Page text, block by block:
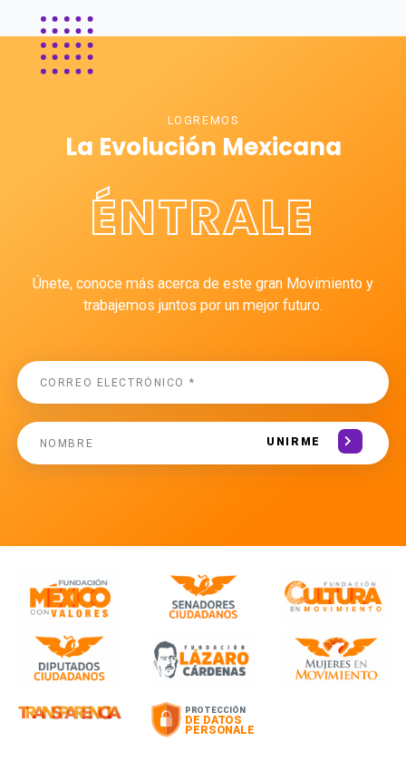
LOGREMOS
La Evolución Mexicana
ÉNTRALE
Únete, conoce más acerca de este gran Movimiento y
trabajemos juntos por un mejor futuro.
UNIRME